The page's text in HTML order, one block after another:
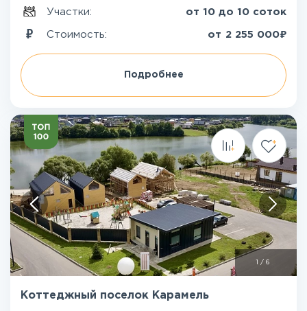
Участки: от 10 до 10 соток
Стоимость: от 2 255 000₽
Подробнее
/ 6
Коттеджный поселок Карамель